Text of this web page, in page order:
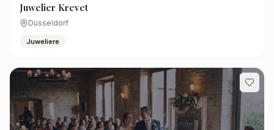
Juwelier Krevet
Düsseldorf
Juweliere